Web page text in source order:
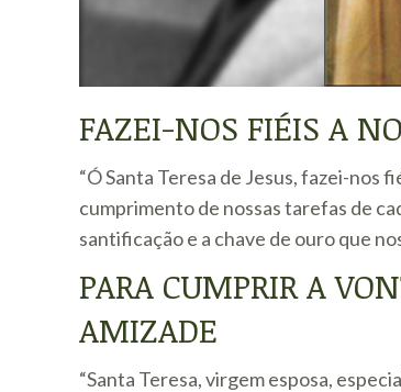
FAZEI-NOS FIÉIS A
“Ó Santa Teresa de Jesus, fazei-nos
cumprimento de nossas tarefas de
santificação e a chave de ouro que
PARA CUMPRIR A
AMIZADE
“Santa Teresa, virgem esposa,